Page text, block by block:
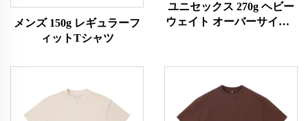
メンズ 150g レギュラーフ
ィットTシャツ
ユニセックス 270g ヘビー
ウェイト オーバーサイズT